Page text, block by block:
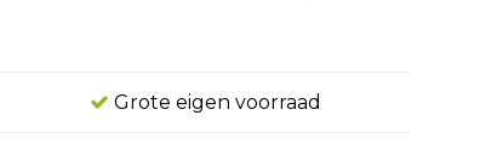
Grote eigen voorraad